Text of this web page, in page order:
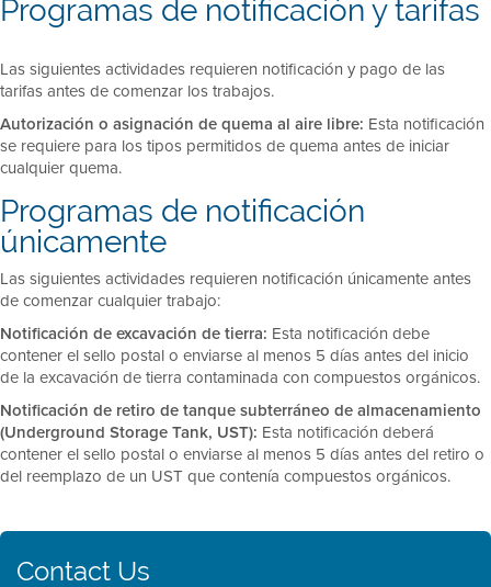
Programas de notificación y tarifas
Las siguientes actividades requieren notificación y pago de las
tarifas antes de comenzar los trabajos.
Autorización o asignación de quema al aire libre: Esta notificación
se requiere para los tipos permitidos de quema antes de iniciar
cualquier quema.
Programas de notificación
únicamente
Las siguientes actividades requieren notificación únicamente antes
de comenzar cualquier trabajo:
Notificación de excavación de tierra: Esta notificación debe
contener el sello postal o enviarse al menos 5 días antes del inicio
de la excavación de tierra contaminada con compuestos orgánicos.
Notificación de retiro de tanque subterráneo de almacenamiento
(Underground Storage Tank, UST): Esta notificación deberá
contener el sello postal o enviarse al menos 5 días antes del retiro o
del reemplazo de un UST que contenía compuestos orgánicos.
Contact Us